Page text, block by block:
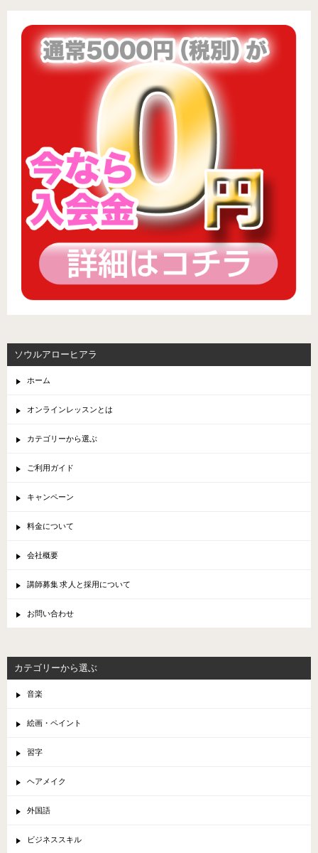
ソウルアローヒアラ
ホーム
オンラインレッスンとは
カテゴリーから選ぶ
ご利用ガイド
キャンペーン
料金について
会社概要
講師募集 求人と採用について
お問い合わせ
カテゴリーから選ぶ
音楽
絵画・ペイント
習字
ヘアメイク
外国語
ビジネススキル